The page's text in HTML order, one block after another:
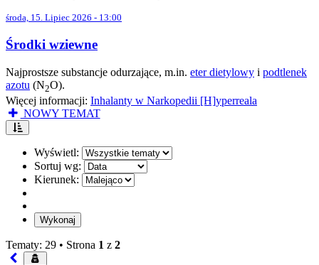
środa, 15. Lipiec 2026 - 13:00
Środki wziewne
Najprostsze substancje odurzające, m.in. eter dietylowy i podtlenek
azotu (N2O).
Więcej informacji: Inhalanty w Narkopedii [H]yperreala
NOWY TEMAT
Wyświetl:
Sortuj wg:
Kierunek:
Tematy: 29 • Strona 1 z 2